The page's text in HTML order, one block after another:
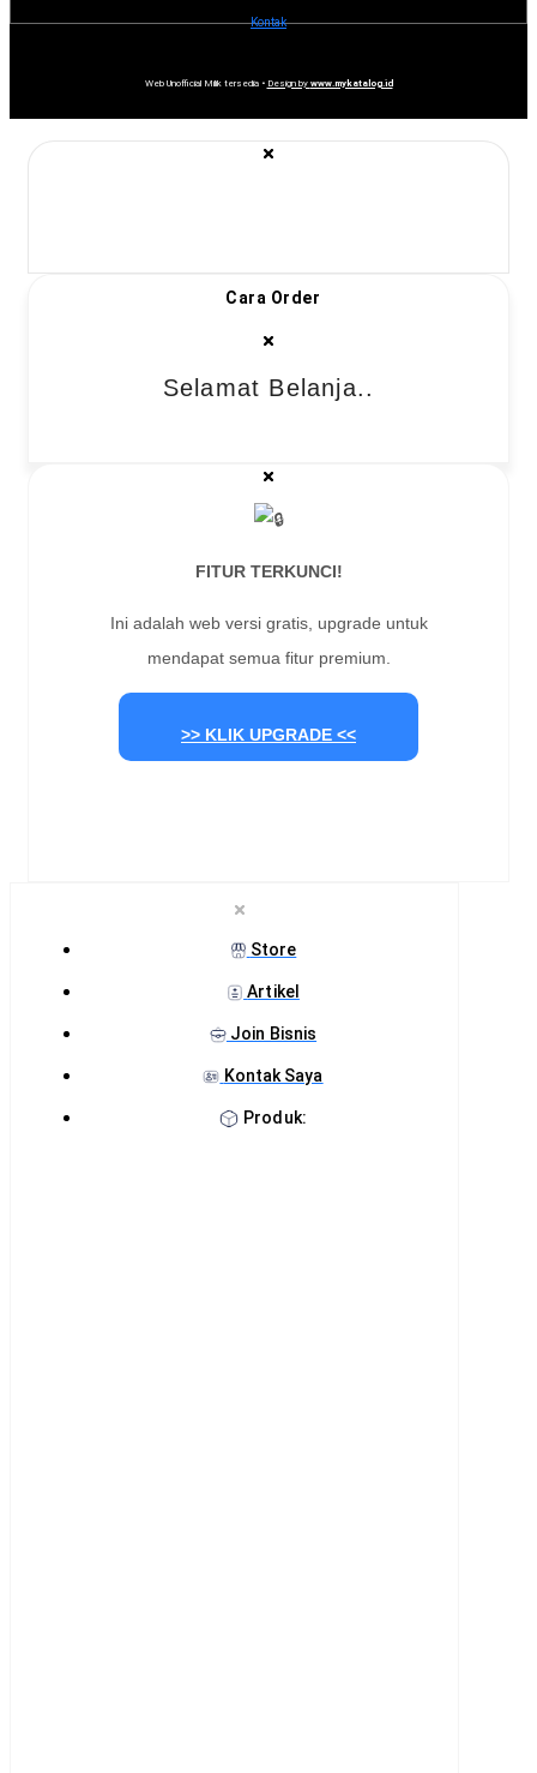
Kontak
Web Unofficial Milik tersedia • Design by www.mykatalog.id
Cara Order
Selamat Belanja..
FITUR TERKUNCI!
Ini adalah web versi gratis, upgrade untuk
mendapat semua fitur premium.
>> KLIK UPGRADE <<
Store
Artikel
Join Bisnis
Kontak Saya
Produk: